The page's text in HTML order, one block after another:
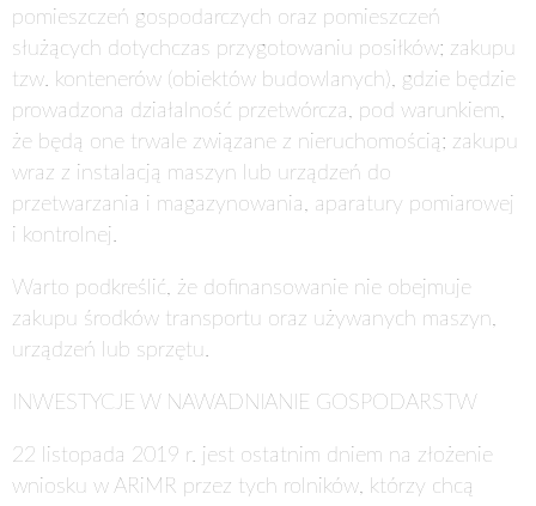
pomieszczeń gospodarczych oraz pomieszczeń
służących dotychczas przygotowaniu posiłków; zakupu
tzw. kontenerów (obiektów budowlanych), gdzie będzie
prowadzona działalność przetwórcza, pod warunkiem,
że będą one trwale związane z nieruchomością; zakupu
wraz z instalacją maszyn lub urządzeń do
przetwarzania i magazynowania, aparatury pomiarowej
i kontrolnej.
Warto podkreślić, że dofinansowanie nie obejmuje
zakupu środków transportu oraz używanych maszyn,
urządzeń lub sprzętu.
INWESTYCJE W NAWADNIANIE GOSPODARSTW
22 listopada 2019 r. jest ostatnim dniem na złożenie
wniosku w ARiMR przez tych rolników, którzy chcą